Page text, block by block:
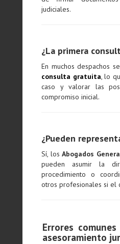
judiciales.
¿La primera
En muchos despachos
consulta gratuita, lo
caso y valorar las
compromiso inicial.
¿Pueden
Sí, losAbogados
pueden asumir la
procedimiento o
otros profesionales si el
Errores
asesoramiento